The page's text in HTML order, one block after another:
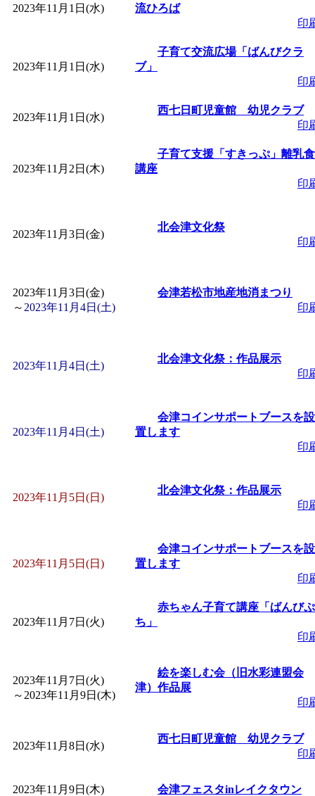
間：2026/07/13～2026/
「子育て交流広場「
間：2026/08/10～
「赤ちゃん子育て講
付期間：2026/08/10～
付期間：2026/08/10～
「まだまだ暑い！コ
レクリエーション 障
ットせよ！」 受付期
～」 受付期間：～
間：2026/08/10～2026/
赤ちゃん交流広場
間：2026/08/10～
「みなづる号乗車体
de 健康づくり」」 受
「堂島地区歴史ウオ
す」 受付期間：～
「みなづる号乗車体
2023年11月1日(水)
流ひろば
印
2023年11月1日(水)
子育て交流広場「ばんびクラ
ブ」
印
2023年11月1日(水)
西七日町児童館 幼児クラブ
印
2023年11月2日(木)
子育て支援「すきっぷ」離乳食
講座
印
2023年11月3日(金)
北会津文化祭
印
2023年11月3日(金)
～ 2023年11月4日(土)
会津若松市地産地消まつり
印
2023年11月4日(土)
北会津文化祭：作品展示
印
2023年11月4日(土)
会津コインサポートブースを設
置します
印
2023年11月5日(日)
北会津文化祭：作品展示
印
2023年11月5日(日)
会津コインサポートブースを設
置します
印
2023年11月7日(火)
赤ちゃん子育て講座「ばんびぷ
ち」
印
2023年11月7日(火)
～ 2023年11月9日(木)
絵を楽しむ会（旧水彩連盟会
津）作品展
印
2023年11月8日(水)
西七日町児童館 幼児クラブ
印
2023年11月9日(木)
会津フェスタinレイクタウン